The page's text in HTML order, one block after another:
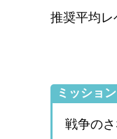
推奨平均レ
ミッション
戦争の